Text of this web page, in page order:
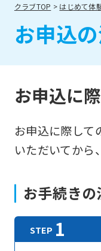
クラブTOP はじめて体
お申込
お申込に
お申込に際して
いただいてから
お手続きの